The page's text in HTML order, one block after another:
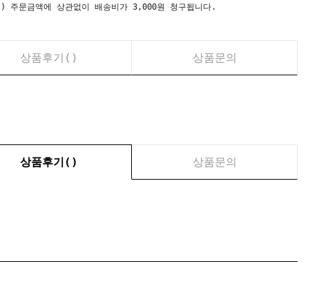
금액에 상관없이 배송비가 3,000원 청구됩니다.
상품후기( ) 상품문의
상품후기( ) 상품문의